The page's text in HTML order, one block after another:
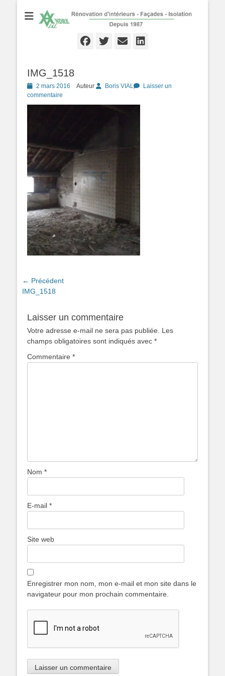
André VIAL
Rénovation d'Intérieurs - Façades - Isolation - Local depuis 1987
Facebook
Twitter
Email
IMG_1518
Posté
le
2 mars 2016 Auteur Boris VIAL
Laisser un
commentaire
Navigation
de
← Précédent
Article
IMG_1518
Laisser un commentaire
Votre adresse e-mail ne sera pas publiée. Les
champs obligatoires sont indiqués avec *
Commentaire *
Nom *
E-mail *
Site web
Enregistrer mon nom, mon e-mail et mon site dans le
navigateur pour mon prochain commentaire.